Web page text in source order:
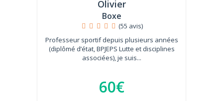
Olivier
Boxe
(55 avis)
Professeur sportif depuis plusieurs années
(diplômé d’état, BPJEPS Lutte et disciplines
associées), je suis...
60€